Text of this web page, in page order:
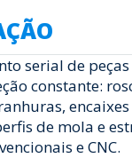
serial de
constante:
de mola e
e CNC.